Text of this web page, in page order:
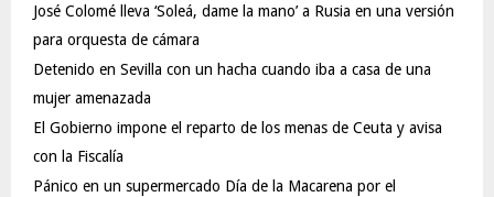
José Colomé lleva ‘Soleá, dame la mano’ a Rusia en una versión
para orquesta de cámara
Detenido en Sevilla con un hacha cuando iba a casa de una
mujer amenazada
El Gobierno impone el reparto de los menas de Ceuta y avisa
con la Fiscalía
Pánico en un supermercado Día de la Macarena por el